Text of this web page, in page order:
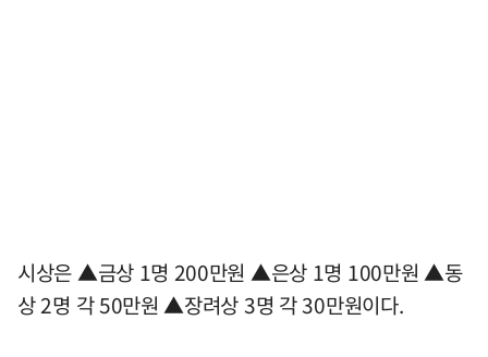
시상은 ▲금상 1명 200만원 ▲은상 1명 100만원 ▲동
상 2명 각 50만원 ▲장려상 3명 각 30만원이다.